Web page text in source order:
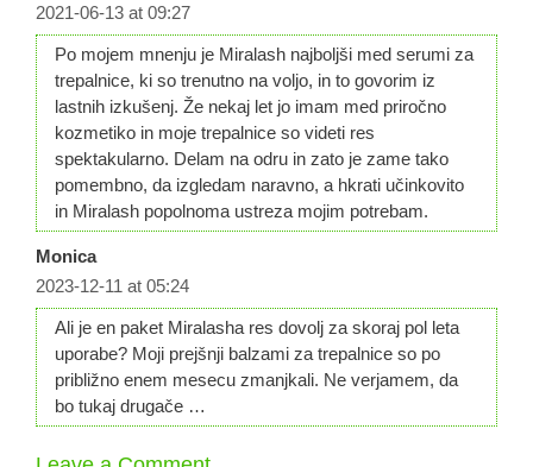
2021-06-13 at 09:27
Po mojem mnenju je Miralash najboljši med serumi za
trepalnice, ki so trenutno na voljo, in to govorim iz
lastnih izkušenj. Že nekaj let jo imam med priročno
kozmetiko in moje trepalnice so videti res
spektakularno. Delam na odru in zato je zame tako
pomembno, da izgledam naravno, a hkrati učinkovito
in Miralash popolnoma ustreza mojim potrebam.
Monica
2023-12-11 at 05:24
Ali je en paket Miralasha res dovolj za skoraj pol leta
uporabe? Moji prejšnji balzami za trepalnice so po
približno enem mesecu zmanjkali. Ne verjamem, da
bo tukaj drugače …